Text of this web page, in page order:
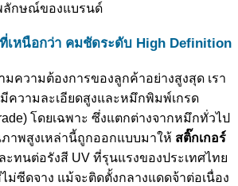
ลักษณ์ของแบรนด์
เหนือกว่า คมชัดระดับ High Definition
มความต้องการของลูกค้าอย่างสูงสุด เรา
ความละเอียดสูงและหมึกพิมพ์เกรด
โดยเฉพาะ ซึ่งแตกต่างจากหมึกทั่วไป
าพสูงเหล่านี้ถูกออกแบบมาให้ สติ๊กเกอร์
ะทนต่อรังสี UV ที่รุนแรงของประเทศไทย
ม่ซีดจาง แม้จะติดตั้งกลางแดดจ้าต่อเนื่อง